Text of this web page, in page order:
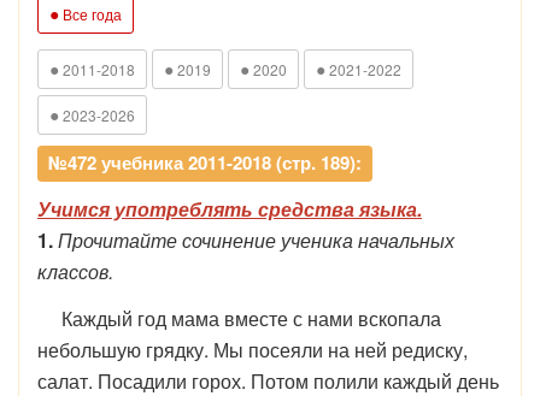
● Все года
● 2011-2018 ● 2019 ● 2020 ● 2021-2022
● 2023-2026
№472 учебника 2011-2018 (стр. 189):
Учимся употреблять средства языка.
1.Прочитайте сочинение ученика начальных
классов.
Каждый год мама вместе с нами вскопала
небольшую грядку. Мы посеяли на ней редиску,
салат. Посадили горох. Потом полили каждый день